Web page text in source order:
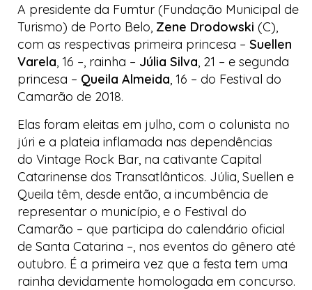
A presidente da Fumtur (Fundação Municipal de
Turismo) de Porto Belo, Zene Drodowski (C),
com as respectivas primeira princesa – Suellen
Varela, 16 –, rainha – Júlia Silva, 21 – e segunda
princesa – Queila Almeida, 16 – do Festival do
Camarão de 2018.
Elas foram eleitas em julho, com o colunista no
júri e a plateia inflamada nas dependências
do Vintage Rock Bar, na cativante Capital
Catarinense dos Transatlânticos. Júlia, Suellen e
Queila têm, desde então, a incumbência de
representar o município, e o Festival do
Camarão – que participa do calendário oficial
de Santa Catarina –, nos eventos do gênero até
outubro. É a primeira vez que a festa tem uma
rainha devidamente homologada em concurso.